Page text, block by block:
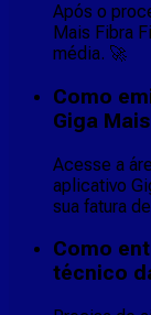
Após o
Mais Fibra
média. 🚀
Como
Giga
Acesse a
aplicativo
sua fatura
Como
técnico